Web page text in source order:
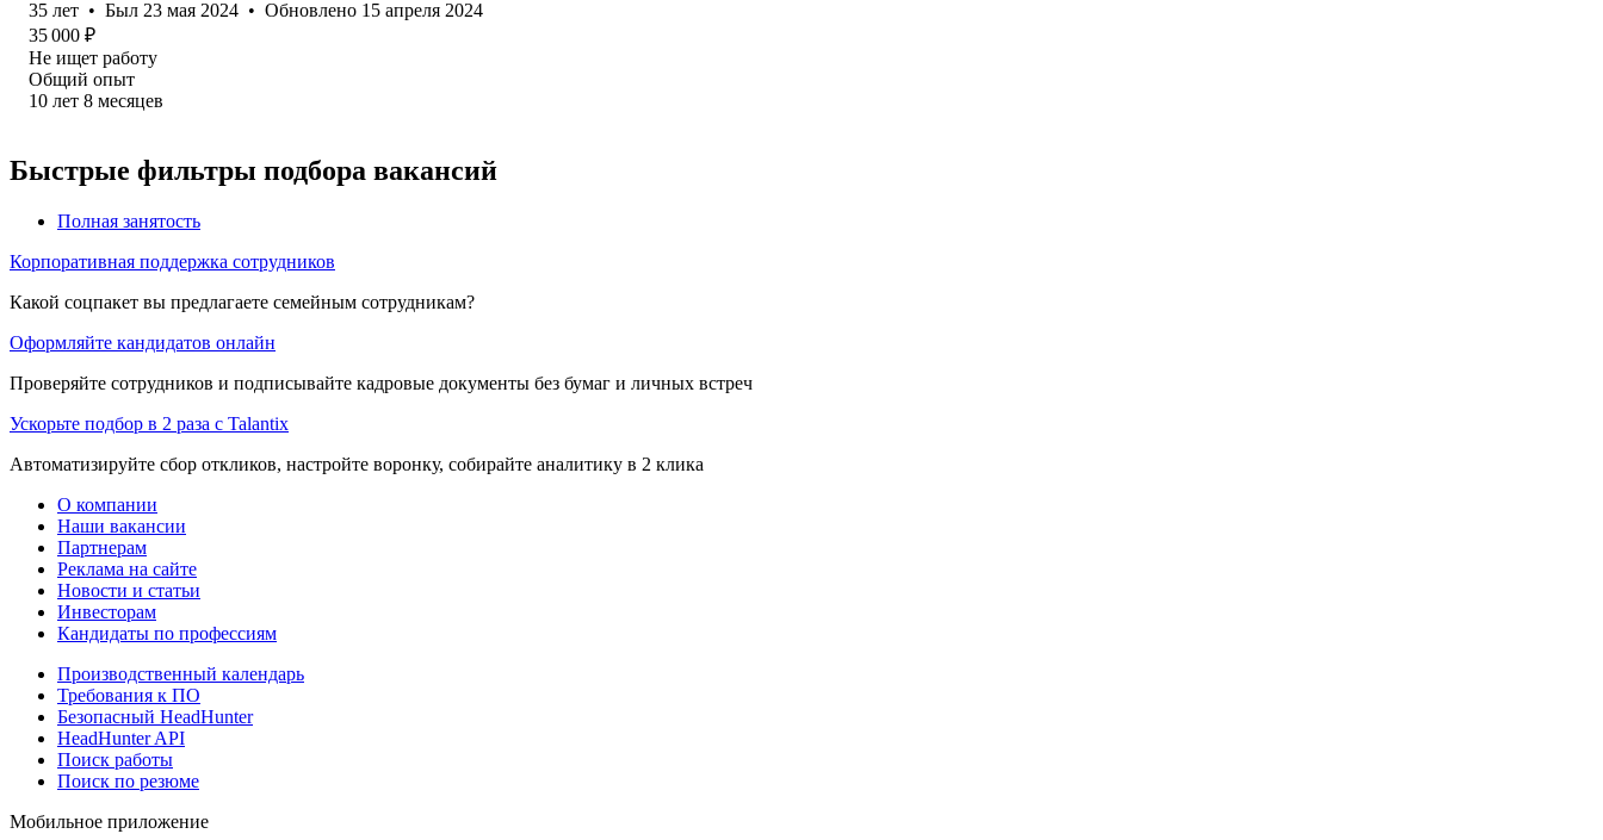
35 лет • Был 23 мая 2024 • Обновлено 15 апреля 2024
35 000 ₽
Не ищет работу
Общий опыт
10 лет 8 месяцев
Быстрые фильтры подбора вакансий
Полная занятость
Корпоративная поддержка сотрудников
Какой соцпакет вы предлагаете семейным сотрудникам?
Оформляйте кандидатов онлайн
Проверяйте сотрудников и подписывайте кадровые документы без бумаг и личных встреч
Ускорьте подбор в 2 раза с Talantix
Автоматизируйте сбор откликов, настройте воронку, собирайте аналитику в 2 клика
О компании
Наши вакансии
Партнерам
Реклама на сайте
Новости и статьи
Инвесторам
Кандидаты по профессиям
Производственный календарь
Требования к ПО
Безопасный HeadHunter
HeadHunter API
Поиск работы
Поиск по резюме
Мобильное приложение